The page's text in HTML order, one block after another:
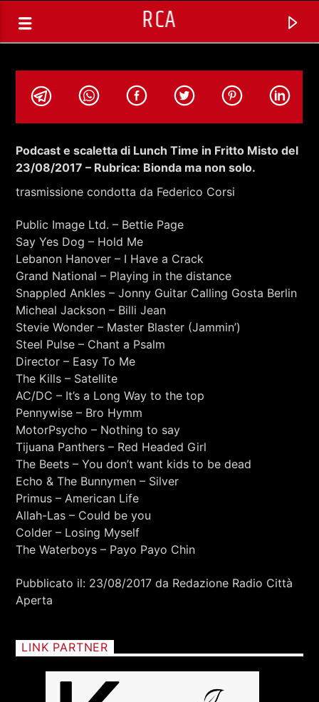
RCA
TRACCIA CORRENTE
SPAZIO GESTITO DALLE COMUNITA'
STRANIERE
RCA - Radio città aperta
Podcast e scaletta di Lunch Time in Fritto Misto del
23/08/2017 – Rubrica: Bionda ma non solo.
trasmissione condotta da Federico Corsi
Public Image Ltd. – Bettie Page
Say Yes Dog – Hold Me
Lebanon Hanover – I Have a Crack
Grand National – Playing in the distance
Snappled Ankles – Jonny Guitar Calling Gosta Berlin
Micheal Jackson – Billi Jean
Stevie Wonder – Master Blaster (Jammin’)
Steel Pulse – Chant a Psalm
Director – Easy To Me
The Kills – Satellite
AC/DC – It’s a Long Way to the top
Pennywise – Bro Hymm
MotorPsycho – Nothing to say
Tijuana Panthers – Red Headed Girl
The Beets – You don’t want kids to be dead
Echo & The Bunnymen – Silver
Primus – American Life
Allah-Las – Could be you
Colder – Losing Myself
The Waterboys – Payo Payo Chin
Pubblicato il: 23/08/2017 da Redazione Radio Città
Aperta
LINK PARTNER